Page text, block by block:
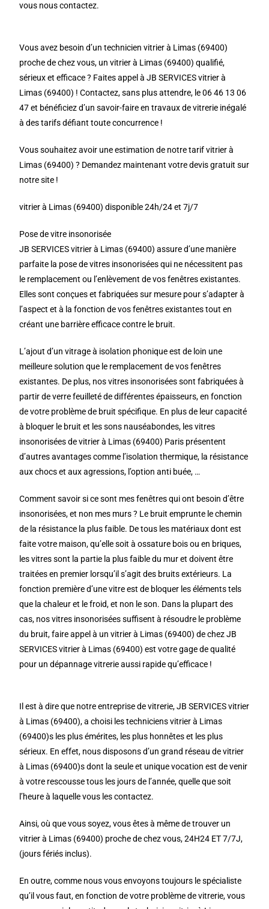
vous nous contactez.
Vous avez besoin d’un technicien vitrier à Limas (69400)
proche de chez vous, un vitrier à Limas (69400) qualifié,
sérieux et efficace ? Faites appel à JB SERVICES vitrier à
Limas (69400) ! Contactez, sans plus attendre, le 06 46 13 06
47 et bénéficiez d’un savoir-faire en travaux de vitrerie inégalé
à des tarifs défiant toute concurrence !
Vous souhaitez avoir une estimation de notre tarif vitrier à
Limas (69400) ? Demandez maintenant votre devis gratuit sur
notre site !
vitrier à Limas (69400) disponible 24h/24 et 7j/7
Pose de vitre insonorisée
JB SERVICES vitrier à Limas (69400) assure d’une manière
parfaite la pose de vitres insonorisées qui ne nécessitent pas
le remplacement ou l’enlèvement de vos fenêtres existantes.
Elles sont conçues et fabriquées sur mesure pour s’adapter à
l’aspect et à la fonction de vos fenêtres existantes tout en
créant une barrière efficace contre le bruit.
L’ajout d’un vitrage à isolation phonique est de loin une
meilleure solution que le remplacement de vos fenêtres
existantes. De plus, nos vitres insonorisées sont fabriquées à
partir de verre feuilleté de différentes épaisseurs, en fonction
de votre problème de bruit spécifique. En plus de leur capacité
à bloquer le bruit et les sons nauséabondes, les vitres
insonorisées de vitrier à Limas (69400) Paris présentent
d’autres avantages comme l’isolation thermique, la résistance
aux chocs et aux agressions, l’option anti buée, …
Comment savoir si ce sont mes fenêtres qui ont besoin d’être
insonorisées, et non mes murs ? Le bruit emprunte le chemin
de la résistance la plus faible. De tous les matériaux dont est
faite votre maison, qu’elle soit à ossature bois ou en briques,
les vitres sont la partie la plus faible du mur et doivent être
traitées en premier lorsqu’il s’agit des bruits extérieurs. La
fonction première d’une vitre est de bloquer les éléments tels
que la chaleur et le froid, et non le son. Dans la plupart des
cas, nos vitres insonorisées suffisent à résoudre le problème
du bruit, faire appel à un vitrier à Limas (69400) de chez JB
SERVICES vitrier à Limas (69400) est votre gage de qualité
pour un dépannage vitrerie aussi rapide qu’efficace !
Il est à dire que notre entreprise de vitrerie, JB SERVICES vitrier
à Limas (69400), a choisi les techniciens vitrier à Limas
(69400)s les plus émérites, les plus honnêtes et les plus
sérieux. En effet, nous disposons d’un grand réseau de vitrier
à Limas (69400)s dont la seule et unique vocation est de venir
à votre rescousse tous les jours de l’année, quelle que soit
l’heure à laquelle vous les contactez.
Ainsi, où que vous soyez, vous êtes à même de trouver un
vitrier à Limas (69400) proche de chez vous, 24H24 ET 7/7J,
(jours fériés inclus).
En outre, comme nous vous envoyons toujours le spécialiste
qu’il vous faut, en fonction de votre problème de vitrerie, vous